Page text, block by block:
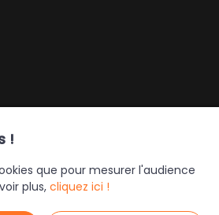
2026
et est géré par Turing Web
!
que pour mesurer l'audience
plus, cliquez ici !